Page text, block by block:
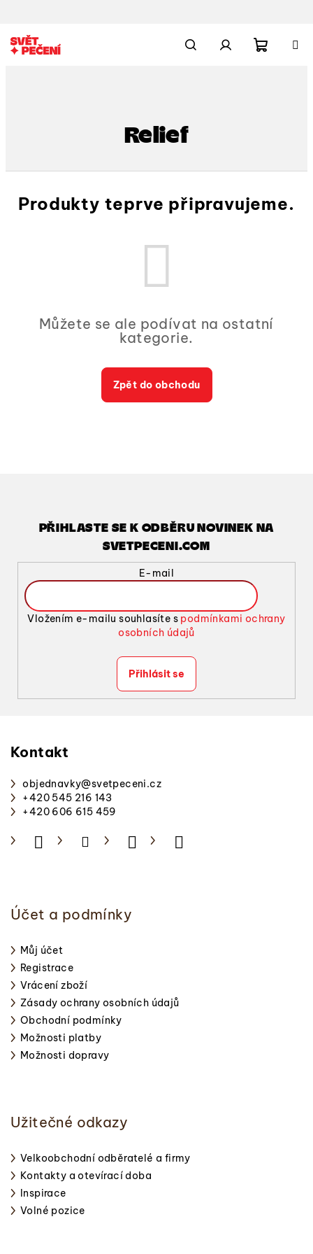
na
obsah
Relief
Produkty teprve připravujeme.
Můžete se ale podívat na ostatní
kategorie.
Zpět do obchodu
PŘIHLASTE SE K ODBĚRU NOVINEK NA
SVETPECENI.COM
E-mail
Vložením e-mailu souhlasíte s podmínkami ochrany
osobních údajů
Přihlásit se
Kontakt
objednavky@svetpeceni.cz
+420 545 216 143
+420 606 615 459
Účet a podmínky
Můj účet
Registrace
Vrácení zboží
Zásady ochrany osobních údajů
Obchodní podmínky
Možnosti platby
Možnosti dopravy
Užitečné odkazy
Velkoobchodní odběratelé a firmy
Kontakty a otevírací doba
Inspirace
Volné pozice